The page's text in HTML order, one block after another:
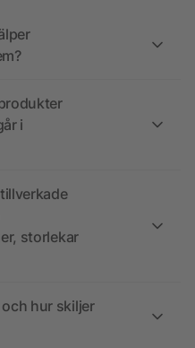
i
storlekar
hur skiljer